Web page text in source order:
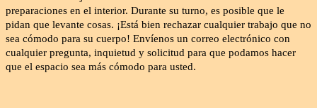
preparaciones en el interior. Durante su turno, es posible que le
pidan que levante cosas. ¡Está bien rechazar cualquier trabajo que no
sea cómodo para su cuerpo! Envíenos un correo electrónico con
cualquier pregunta, inquietud y solicitud para que podamos hacer
que el espacio sea más cómodo para usted.